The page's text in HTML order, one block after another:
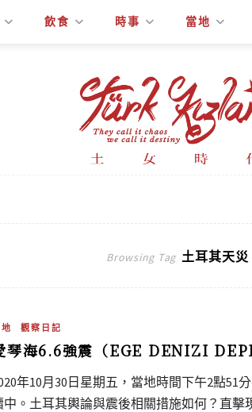
飲食 時事 當地
Browsing Tag 土耳其天災
觀察日記
琴海6.6強震（EGE DENIZI
年10月30日星期五，當地時間下午2點51
中。土耳其輿論與震後相關措施如何？直